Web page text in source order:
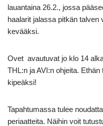
lauantaina 26.2., jossa
haalarit jalassa pitkän
kevääksi.
Ovet avautuvat jo klo 14
THL:n ja AVI:n ohjeita.
kipeäksi!
Tapahtumassa tulee
periaatteita. Näihin voit